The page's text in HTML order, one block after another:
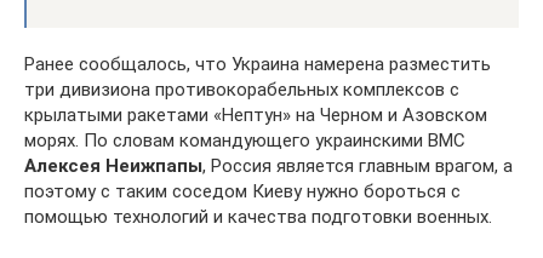
Ранее сообщалось, что Украина намерена разместить
три дивизиона противокорабельных комплексов с
крылатыми ракетами «Нептун» на Черном и Азовском
морях. По словам командующего украинскими ВМС
Алексея Неижпапы, Россия является главным врагом, а
поэтому с таким соседом Киеву нужно бороться с
помощью технологий и качества подготовки военных.